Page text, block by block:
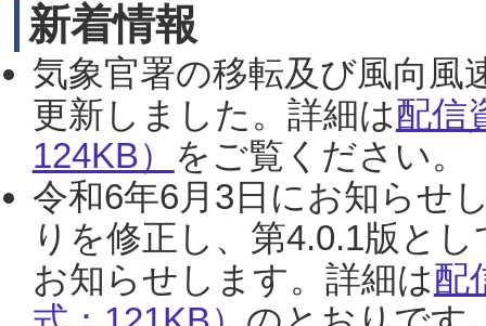
新着情報
気象官署の移転及び風向風
更新しました。詳細は配信
124KB） をご覧ください。
令和6年6月3日にお知らせ
りを修正し、第4.0.1版と
お知らせします。詳細は配